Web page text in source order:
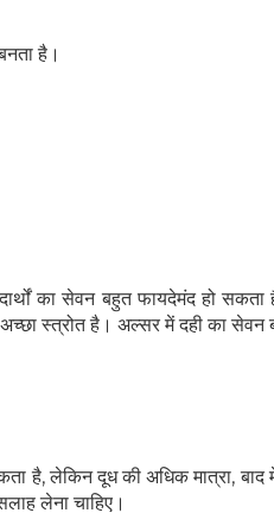
है।
का सेवन बहुत फायदेमंद हो सकता
स्त्रोत है। अल्सर में दही का सेवन
है, लेकिन दूध की अधिक मात्रा, बाद
लेना चाहिए।